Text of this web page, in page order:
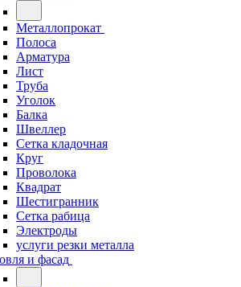
Металлопрокат
Полоса
Арматура
Лист
Труба
Уголок
Балка
Швеллер
Сетка кладочная
Круг
Проволока
Квадрат
Шестигранник
Сетка рабица
Электроды
услуги резки металла
и фасад